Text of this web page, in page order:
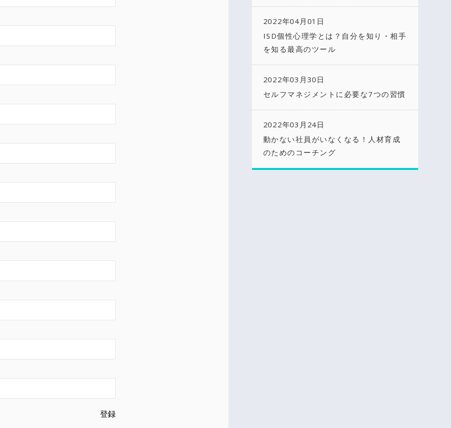
2022年04月01日
ISD個性心理学とは？自分を知り・相手
を知る最高のツール
2022年03月30日
セルフマネジメントに必要な7つの習慣
2022年03月24日
動かない社員がいなくなる！人材育成
のためのコーチング